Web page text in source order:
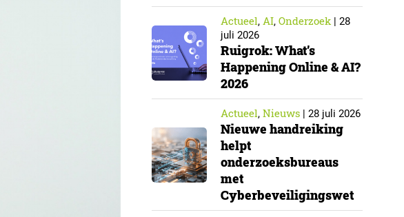
Actueel, AI, Onderzoek| 28
juli 2026
Ruigrok: What’s
Happening Online & AI?
2026
Actueel, Nieuws | 28 juli 2026
Nieuwe handreiking
helpt
onderzoeksbureaus
met
Cyberbeveiligingswet